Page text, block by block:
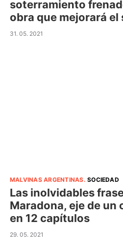
soterramiento
obra que mejorará el
31. 05. 2021
MALVINAS ARGENTINAS.SOCIEDAD
Las inolvidables
Maradona, eje de
en 12 capítulos
29. 05. 2021